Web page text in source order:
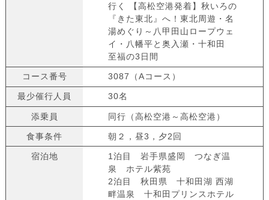
行く 【高松空港発着】秋いろの
『きた東北』へ！東北周遊・名
湯めぐり～八甲田山ロープウェ
イ・八幡平と奥入瀬・十和田
至福の3日間
コース番号 3087（Aコース）
最少催行人員 30名
添乗員 同行（高松空港～高松空港）
食事条件 朝２，昼3，夕2回
宿泊地
1泊目 岩手県盛岡 つなぎ温
泉 ホテル紫苑
2泊目 秋田県 十和田湖 西湖
畔温泉 十和田プリンスホテル